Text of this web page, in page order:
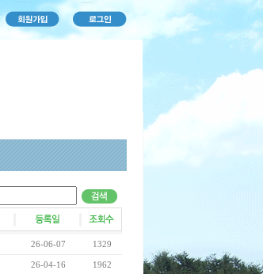
26-06-07 1329
26-04-16 1962